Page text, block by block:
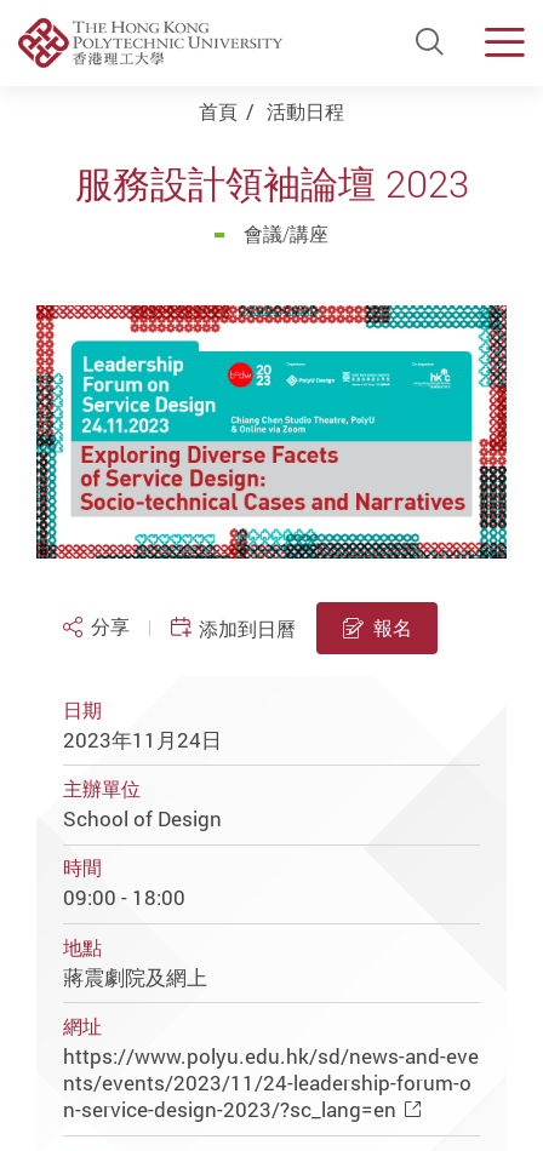
Open
首頁 活動日程
服務設計領袖論壇 2023
會議/講座
分享 添加到日曆 報名
日期
2023年11月24日
主辦單位
School of Design
時間
09:00 - 18:00
地點
蔣震劇院及網上
網址
https://www.polyu.edu.hk/sd/news-and-eve
nts/events/2023/11/24-leadership-forum-o
n-service-design-2023/?sc_lang=en